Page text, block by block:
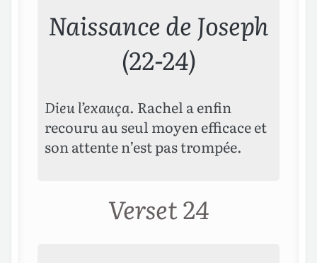
Naissance de Joseph
(22-24)
Dieu l’exauça. Rachel a enfin
recouru au seul moyen efficace et
son attente n’est pas trompée.
Verset 24